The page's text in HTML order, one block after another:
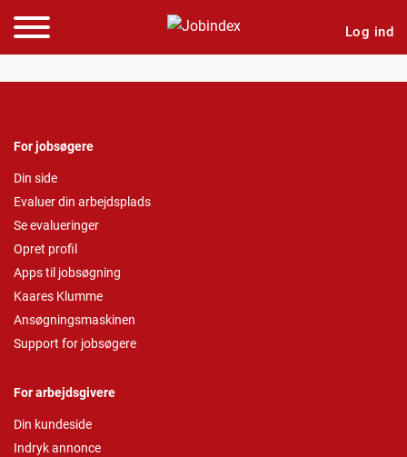
Log ind
For jobsøgere
Din side
Evaluer din arbejdsplads
Se evalueringer
Opret profil
Apps til jobsøgning
Kaares Klumme
Ansøgningsmaskinen
Support for jobsøgere
For arbejdsgivere
Din kundeside
Indryk annonce